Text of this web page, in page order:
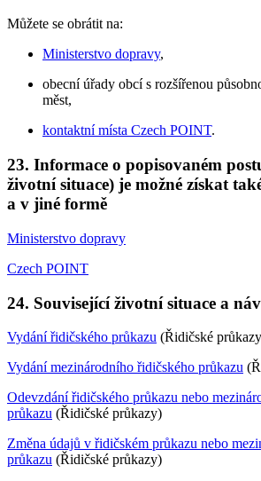
Můžete se obrátit na:
Ministerstvo dopravy,
obecní úřady obcí s rozšířenou
měst,
kontaktní místa Czech POINT.
23. Informace o popisovaném
životní situace) je možné získat
a v jiné formě
Ministerstvo dopravy
Czech POINT
24. Související životní situace a
Vydání řidičského průkazu (Řidičské
Vydání mezinárodního řidičského průkazu
Odevzdání řidičského průkazu nebo
průkazu (Řidičské průkazy)
Změna údajů v řidičském průkazu nebo
průkazu (Řidičské průkazy)